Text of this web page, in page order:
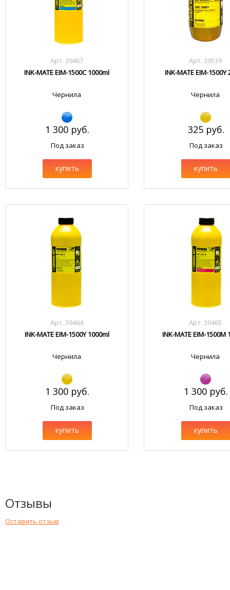
Арт. 39467
INK-MATE EIM-1500C 1000ml
Чернила
1 300 руб.
Под заказ
купить
Арт. 39539
INK-MATE EIM-1500Y
Чернила
325 руб.
Под заказ
купить
Арт. 39464
INK-MATE EIM-1500Y 1000ml
Чернила
1 300 руб.
Под заказ
купить
Арт. 39465
INK-MATE EIM-1500M
Чернила
1 300 руб.
Под заказ
купить
Отзывы
Оставить отзыв